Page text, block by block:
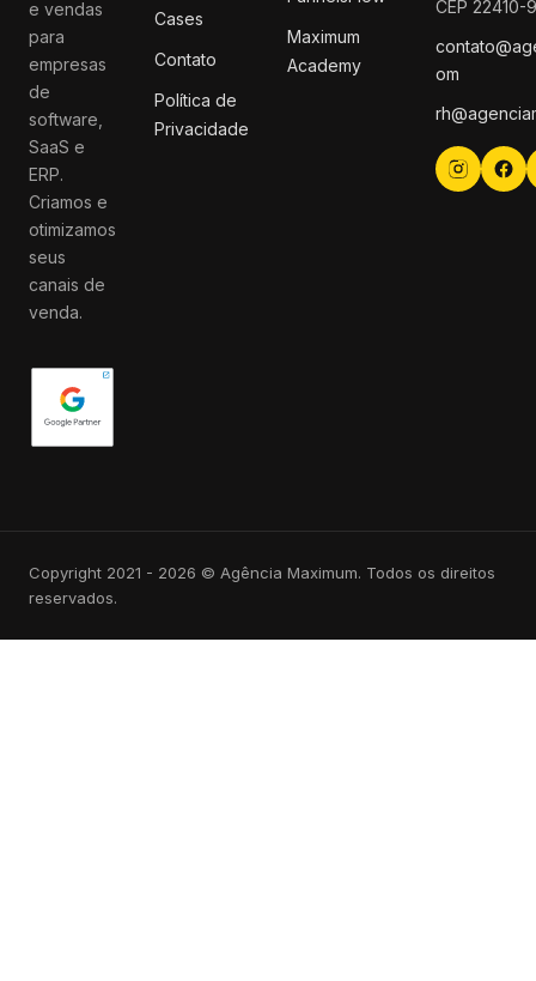
e vendas
para
empresas
de
software,
SaaS e
ERP.
Criamos e
otimizamos
seus
canais de
venda.
Cases
Contato
Política de
Privacidade
Maximum
Academy
CEP 22410-
om
Copyright 2021 - 2026 © Agência Maximum. Todos os direitos
reservados.